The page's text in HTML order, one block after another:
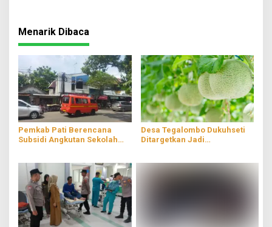
Menarik Dibaca
Pemkab Pati Berencana
Subsidi Angkutan Sekolah
Desa Tegalombo Dukuhseti
Ditargetkan Jadi